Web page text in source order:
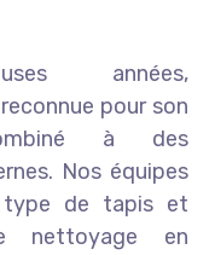
années,
pour son
à des
Nos équipes
type de tapis et
nettoyage en